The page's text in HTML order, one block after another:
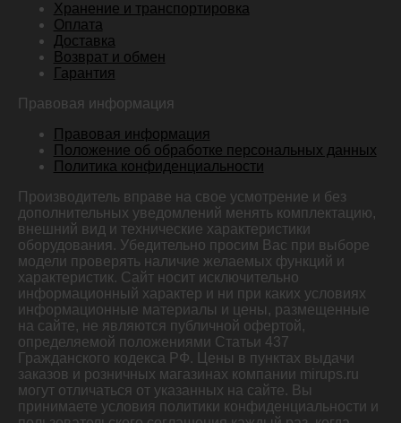
Хранение и транспортировка
Оплата
Доставка
Возврат и обмен
Гарантия
Правовая информация
Правовая информация
Положение об обработке персональных данных
Политика конфиденциальности
Производитель вправе на свое усмотрение и без
дополнительных уведомлений менять комплектацию,
внешний вид и технические характеристики
оборудования. Убедительно просим Вас при выборе
модели проверять наличие желаемых функций и
характеристик. Сайт носит исключительно
информационный характер и ни при каких условиях
информационные материалы и цены, размещенные
на сайте, не являются публичной офертой,
определяемой положениями Статьи 437
Гражданского кодекса РФ. Цены в пунктах выдачи
заказов и розничных магазинах компании mirups.ru
могут отличаться от указанных на сайте. Вы
принимаете условия политики конфиденциальности и